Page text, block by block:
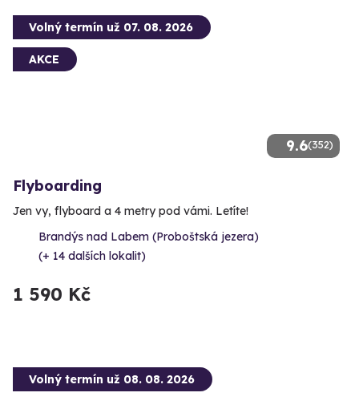
9.6(352)
Volný termín už 07. 08. 2026
AKCE
Flyboarding
Jen vy, flyboard a 4 metry pod vámi. Letíte!
Brandýs nad Labem (Proboštská jezera)
(+ 14 dalších lokalit)
1 590 Kč
Volný termín už 08. 08. 2026